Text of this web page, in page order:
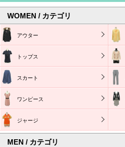
WOMEN / カテゴリ
アウター
トップス
スカート
ワンピース
ジャージ
MEN / カテゴリ